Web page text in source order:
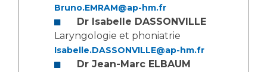
Bruno.EMRAM@ap-hm.fr
Dr Isabelle DASSONVILLE
Laryngologie et phoniatrie
Isabelle.DASSONVILLE@ap-hm.fr
Dr Jean-Marc ELBAUM